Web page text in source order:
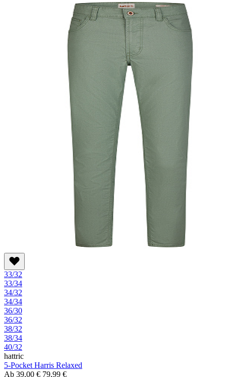
33/32
33/34
34/32
34/34
36/30
36/32
38/32
38/34
40/32
hattric
5-Pocket Harris Relaxed
Ab 39,00 € 79,99 €